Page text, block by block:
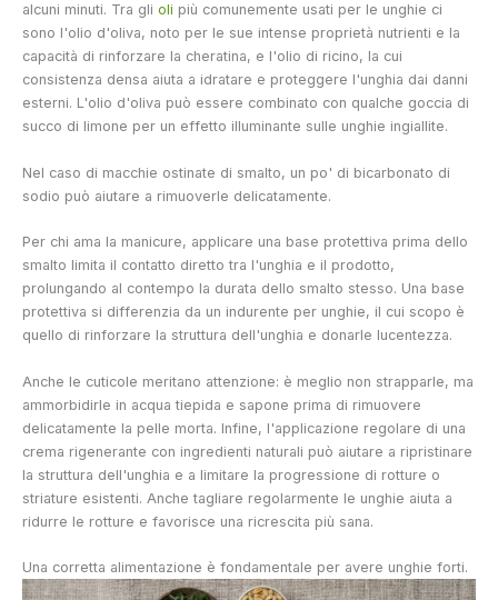
alcuni minuti. Tra gli oli più comunemente usati per le unghie ci
sono l'olio d'oliva, noto per le sue intense proprietà nutrienti e la
capacità di rinforzare la cheratina, e l'olio di ricino, la cui
consistenza densa aiuta a idratare e proteggere l'unghia dai danni
esterni. L'olio d'oliva può essere combinato con qualche goccia di
succo di limone per un effetto illuminante sulle unghie ingiallite.
Nel caso di macchie ostinate di smalto, un po' di bicarbonato di
sodio può aiutare a rimuoverle delicatamente.
Per chi ama la manicure, applicare una base protettiva prima dello
smalto limita il contatto diretto tra l'unghia e il prodotto,
prolungando al contempo la durata dello smalto stesso. Una base
protettiva si differenzia da un indurente per unghie, il cui scopo è
quello di rinforzare la struttura dell'unghia e donarle lucentezza.
Anche le cuticole meritano attenzione: è meglio non strapparle, ma
ammorbidirle in acqua tiepida e sapone prima di rimuovere
delicatamente la pelle morta. Infine, l'applicazione regolare di una
crema rigenerante con ingredienti naturali può aiutare a ripristinare
la struttura dell'unghia e a limitare la progressione di rotture o
striature esistenti. Anche tagliare regolarmente le unghie aiuta a
ridurre le rotture e favorisce una ricrescita più sana.
Una corretta alimentazione è fondamentale per avere unghie forti.